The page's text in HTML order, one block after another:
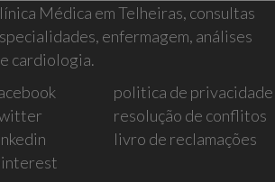
Médica em Telheiras, consultas
enfermagem, análises
cardiologia.
politica de privacidade
resolução de conflitos
livro de reclamações